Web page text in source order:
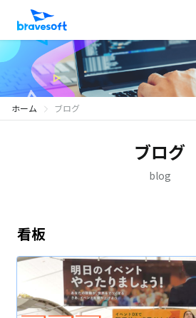
ホーム ブログ
ブログ
blog
看板